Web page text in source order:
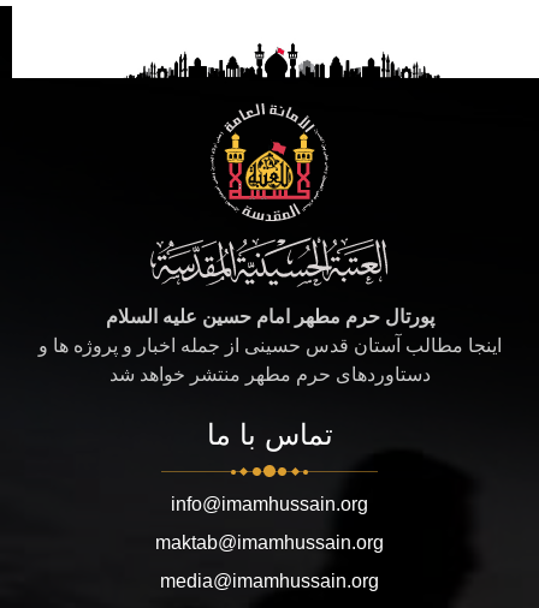
پورتال حرم مطهر امام حسین علیه السلام
اینجا مطالب آستان قدس حسینی از جمله اخبار و پروژه ها و
دستاوردهای حرم مطهر منتشر خواهد شد
تماس با ما
info@imamhussain.org
maktab@imamhussain.org
media@imamhussain.org